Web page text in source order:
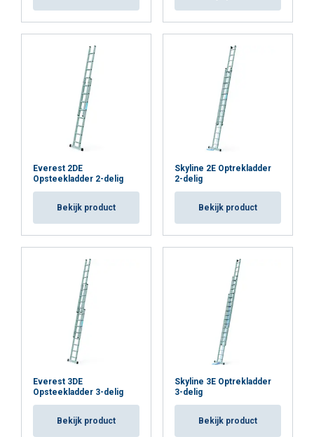
Everest 2DE
Opsteekladder 2-delig
Bekijk product
Skyline 2E Optrekladder
2-delig
Bekijk product
Everest 3DE
Opsteekladder 3-delig
Bekijk product
Skyline 3E Optrekladder
3-delig
Bekijk product